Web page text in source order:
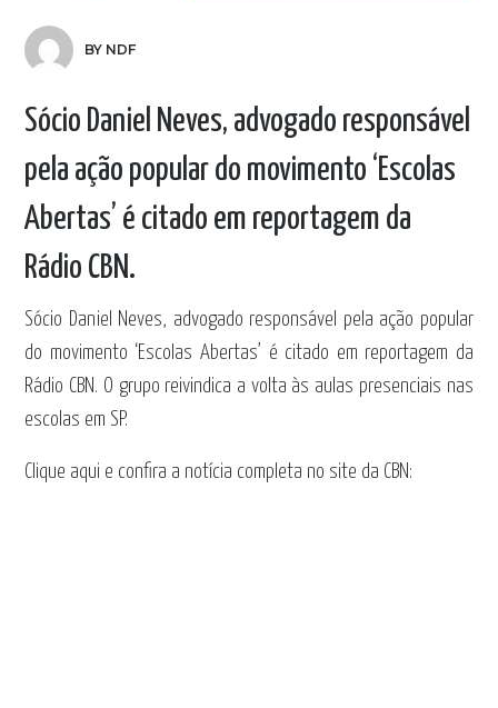
BY NDF
Sócio Daniel Neves, advogado responsável
pela ação popular do movimento ‘Escolas
Abertas’ é citado em reportagem da
Rádio CBN.
Sócio Daniel Neves, advogado responsável pela ação popular
do movimento ‘Escolas Abertas’ é citado em reportagem da
Rádio CBN. O grupo reivindica a volta às aulas presenciais nas
escolas em SP.
Clique aqui e confira a notícia completa no site da CBN: